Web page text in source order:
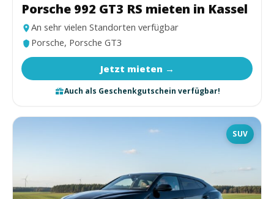
Porsche 992 GT3 RS mieten in Kassel
An sehr vielen Standorten verfügbar
Porsche, Porsche GT3
Jetzt mieten →
Auch als Geschenkgutschein verfügbar!
SUV